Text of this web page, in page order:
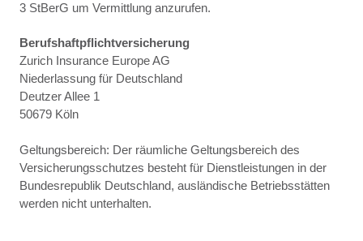
3 StBerG um Vermittlung anzurufen.
Berufshaftpflichtversicherung
Zurich Insurance Europe AG
Niederlassung für Deutschland
Deutzer Allee 1
50679 Köln
Geltungsbereich: Der räumliche Geltungsbereich des
Versicherungsschutzes besteht für Dienstleistungen in der
Bundesrepublik Deutschland, ausländische Betriebsstätten
werden nicht unterhalten.